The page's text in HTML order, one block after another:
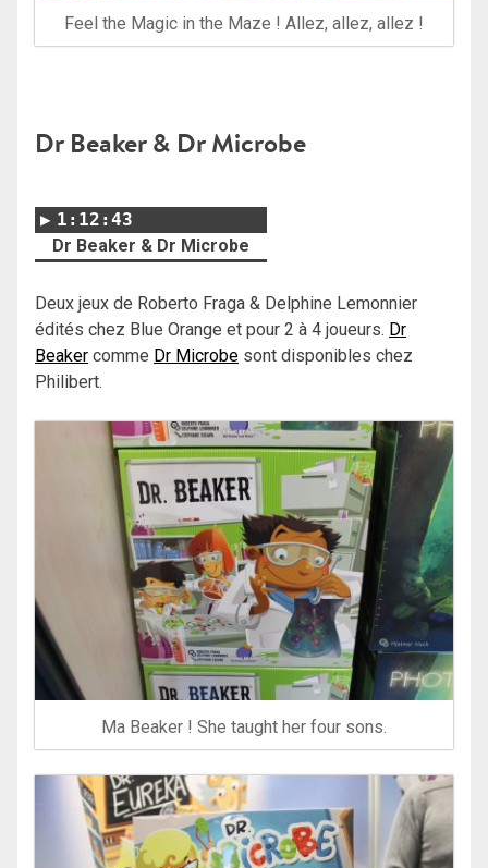
Feel the Magic in the Maze ! Allez, allez, allez !
Dr Beaker & Dr Microbe
1:12:43
Dr Beaker & Dr Microbe
Deux jeux de Roberto Fraga & Delphine Lemonnier
édités chez Blue Orange et pour 2 à 4 joueurs. Dr
Beaker comme Dr Microbe sont disponibles chez
Philibert.
Ma Beaker ! She taught her four sons.